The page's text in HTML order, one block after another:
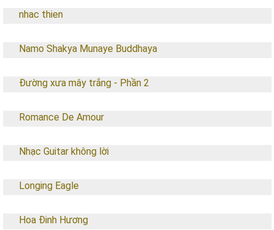
nhac thien
Namo Shakya Munaye Buddhaya
Đường xưa mây trắng - Phần 2
Romance De Amour
Nhạc Guitar không lời
Longing Eagle
Hoa Đinh Hương